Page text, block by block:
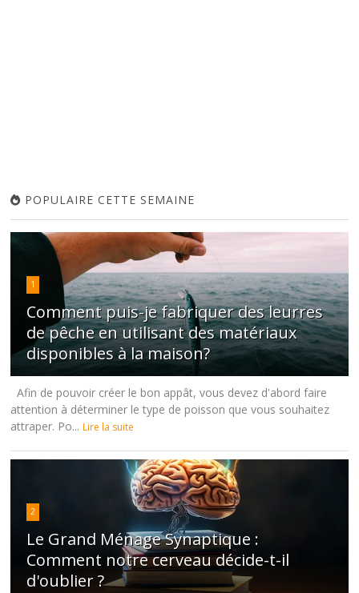
POPULAIRE CETTE SEMAINE
1
Comment puis-je fabriquer des leurres
de pêche en utilisant des matériaux
disponibles à la maison?
Afin de pouvoir créer le bon appât, vous devez d'abord faire
attention à déterminer le type de poisson que vous souhaitez
attraper. Po... Lire la suite
2
Le Grand Ménage Synaptique :
Comment notre cerveau décide-t-il
d'oublier ?